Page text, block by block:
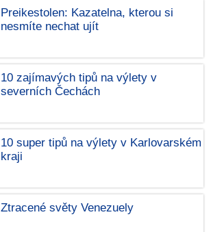
Preikestolen: Kazatelna, kterou si
nesmíte nechat ujít
10 zajímavých tipů na výlety v
severních Čechách
10 super tipů na výlety v Karlovarském
kraji
Ztracené světy Venezuely